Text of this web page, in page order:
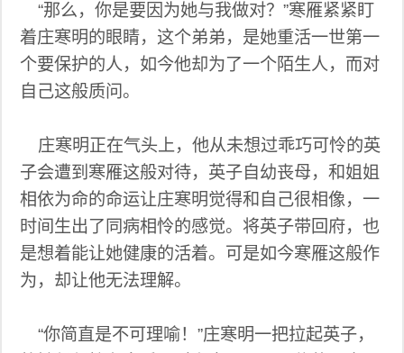
“那么，你是要因为她与我做对？”寒雁紧紧盯
着庄寒明的眼睛，这个弟弟，是她重活一世第一
个要保护的人，如今他却为了一个陌生人，而对
自己这般质问。
庄寒明正在气头上，他从未想过乖巧可怜的英
子会遭到寒雁这般对待，英子自幼丧母，和姐姐
相依为命的命运让庄寒明觉得和自己很相像，一
时间生出了同病相怜的感觉。将英子带回府，也
是想着能让她健康的活着。可是如今寒雁这般作
为，却让他无法理解。
“你简直是不可理喻！”庄寒明一把拉起英子，